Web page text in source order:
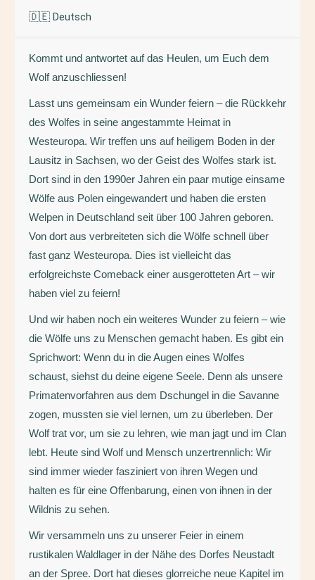
🇩🇪 Deutsch
Kommt und antwortet auf das Heulen, um Euch dem
Wolf anzuschliessen!
Lasst uns gemeinsam ein Wunder feiern – die Rückkehr
des Wolfes in seine angestammte Heimat in
Westeuropa. Wir treffen uns auf heiligem Boden in der
Lausitz in Sachsen, wo der Geist des Wolfes stark ist.
Dort sind in den 1990er Jahren ein paar mutige einsame
Wölfe aus Polen eingewandert und haben die ersten
Welpen in Deutschland seit über 100 Jahren geboren.
Von dort aus verbreiteten sich die Wölfe schnell über
fast ganz Westeuropa. Dies ist vielleicht das
erfolgreichste Comeback einer ausgerotteten Art – wir
haben viel zu feiern!
Und wir haben noch ein weiteres Wunder zu feiern – wie
die Wölfe uns zu Menschen gemacht haben. Es gibt ein
Sprichwort: Wenn du in die Augen eines Wolfes
schaust, siehst du deine eigene Seele. Denn als unsere
Primatenvorfahren aus dem Dschungel in die Savanne
zogen, mussten sie viel lernen, um zu überleben. Der
Wolf trat vor, um sie zu lehren, wie man jagt und im Clan
lebt. Heute sind Wolf und Mensch unzertrennlich: Wir
sind immer wieder fasziniert von ihren Wegen und
halten es für eine Offenbarung, einen von ihnen in der
Wildnis zu sehen.
Wir versammeln uns zu unserer Feier in einem
rustikalen Waldlager in der Nähe des Dorfes Neustadt
an der Spree. Dort hat dieses glorreiche neue Kapitel im